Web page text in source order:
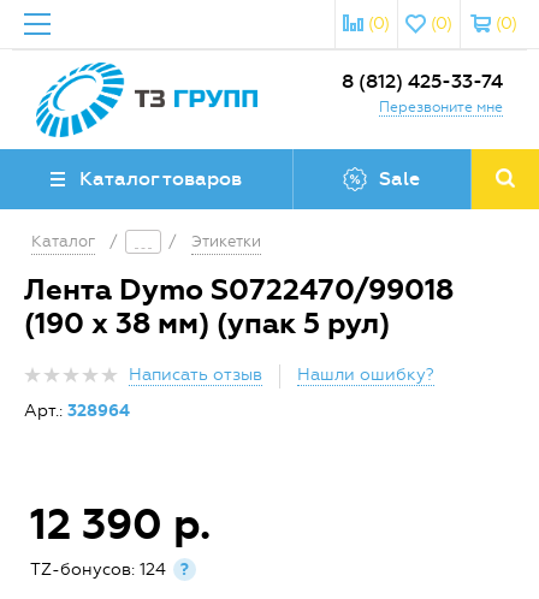
(0)
(0)
(0)
8 (812) 425-33-74
Перезвоните мне
Каталог товаров Sale
Каталог / / Этикетки
Лента Dymo S0722470/99018
(190 x 38 мм) (упак 5 рул)
Написать отзыв
Нашли ошибку?
Арт.: 328964
12 390 р.
TZ-бонусов: 124 ?